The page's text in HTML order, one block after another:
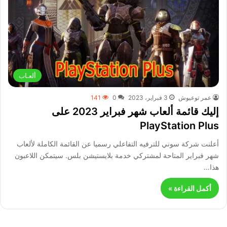
ألعـاب
عمر توعيوش 3 فبراير، 2023 0
141
إليك قائمة ألعاب شهر فبراير 2023 على
PlayStation Plus
أعلنت شركة سوني للترفيه التفاعلي رسميا عن القائمة الكاملة لألعاب
شهر فبراير المتاحة لمشتركي خدمة بلايستيشن بلس. سيتمكن اللاعبون
هذا…
أكمل القراءة »